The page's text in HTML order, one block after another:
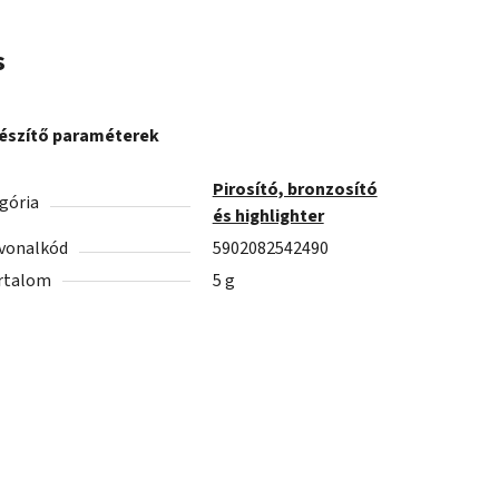
paraméterek
Pirosító, bronzosító
és highlighter
5902082542490
5 g